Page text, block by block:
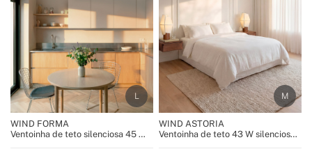
WIND FORMA
Ventoinha de teto silenciosa 45 W
WIND ASTORIA
Ventoinha de teto 43 W silenciosa